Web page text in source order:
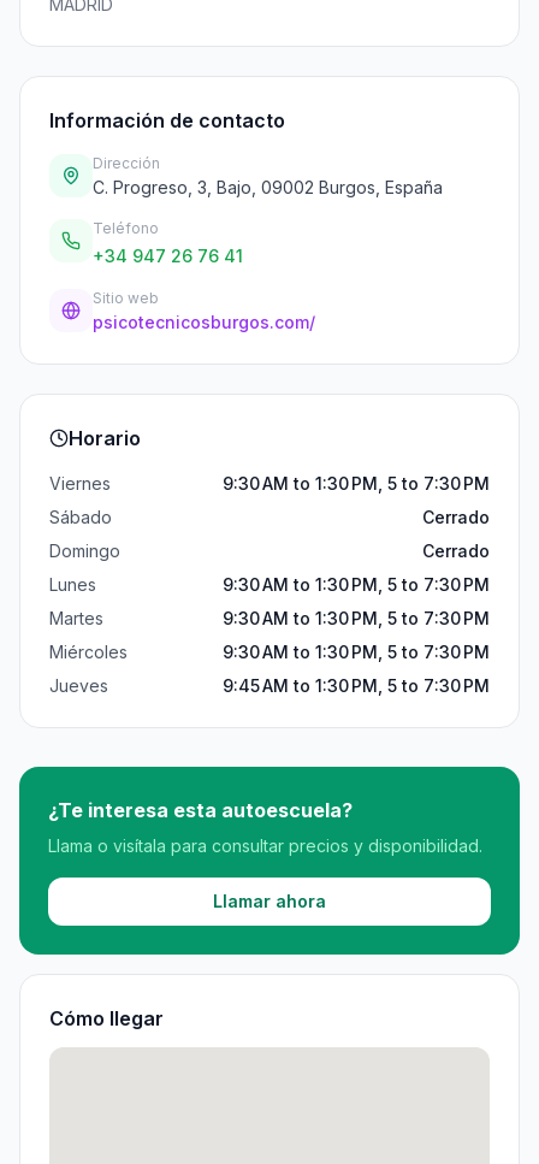
MADRID
Información de contacto
Dirección
C. Progreso, 3, Bajo, 09002 Burgos, España
Teléfono
+34 947 26 76 41
Sitio web
psicotecnicosburgos.com/
Horario
Viernes
9:30 AM to 1:30 PM, 5 to 7:30 PM
Sábado
Cerrado
Domingo
Cerrado
Lunes
9:30 AM to 1:30 PM, 5 to 7:30 PM
Martes
9:30 AM to 1:30 PM, 5 to 7:30 PM
Miércoles
9:30 AM to 1:30 PM, 5 to 7:30 PM
Jueves
9:45 AM to 1:30 PM, 5 to 7:30 PM
¿Te interesa esta autoescuela?
Llama o visítala para consultar precios y disponibilidad.
Llamar ahora
Cómo llegar